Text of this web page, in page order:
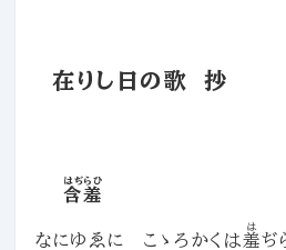
在りし日の歌 抄
含羞
はぢらひ
なにゆゑに こゝろかくは羞
は
ぢ